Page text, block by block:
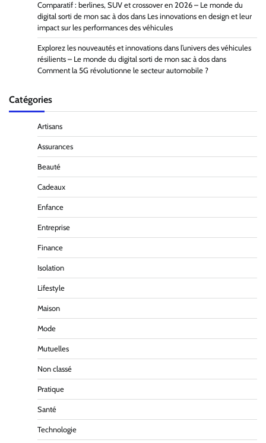
Comparatif : berlines, SUV et crossover en 2026 – Le monde du
digital sorti de mon sac à dos dans Les innovations en design et leur
impact sur les performances des véhicules
Explorez les nouveautés et innovations dans l’univers des véhicules
résilients – Le monde du digital sorti de mon sac à dos dans
Comment la 5G révolutionne le secteur automobile ?
Catégories
Artisans
Assurances
Beauté
Cadeaux
Enfance
Entreprise
Finance
Isolation
Lifestyle
Maison
Mode
Mutuelles
Non classé
Pratique
Santé
Technologie